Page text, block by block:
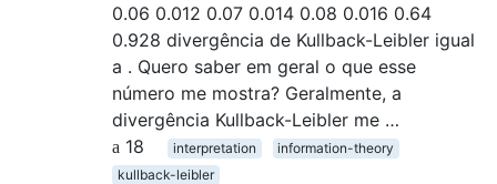
0.06 0.012 0.07 0.014 0.08 0.016 0.64
0.928 divergência de Kullback-Leibler igual
a . Quero saber em geral o que esse
número me mostra? Geralmente, a
divergência Kullback-Leibler me …
18
interpretation
information-theory
kullback-leibler